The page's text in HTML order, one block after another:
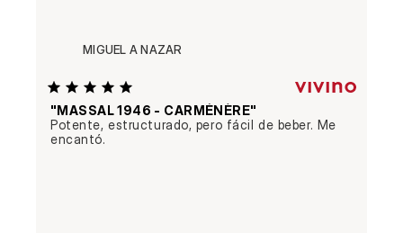
MIGUEL A NAZAR
"MASSAL 1946 - CARMÉNÈRE"
Potente, estructurado, pero fácil de beber. Me
encantó.